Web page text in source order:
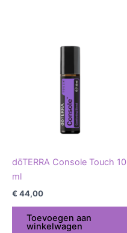
dōTERRA Console Touch 10
ml
€ 44,00
Toevoegen aan
winkelwagen